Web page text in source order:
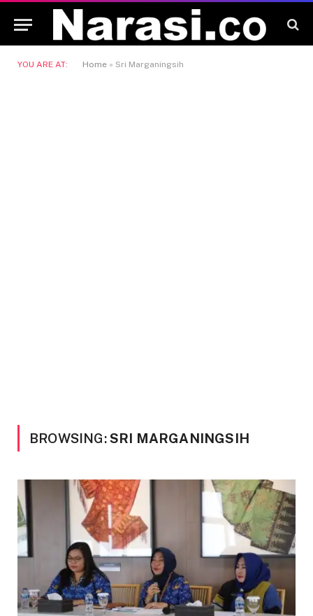
YOU ARE AT: Home » Sri Marganingsih
BROWSING:SRI MARGANINGSIH